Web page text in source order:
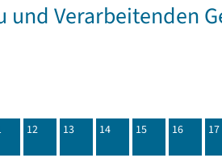
Verarbeitenden
12 13 14 15 16 17